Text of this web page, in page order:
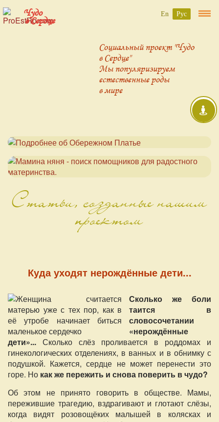
Чудо
в Сердце
Социальный проект "Чудо
в Сердце"
Мы популяризируем
естественные роды
в мире
Статьи, созданные нашим
проектом
Куда уходят нерождённые дети...
Сколько же боли
таится в
словосочетании
«нерождённые
дети»... Сколько слёз проливается в роддомах и
гинекологических отделениях, в ванных и в обнимку с
подушкой. Кажется, сердце не может перенести это
горе. Но как же пережить и снова поверить в чудо?
Об этом не принято говорить в обществе. Мамы,
пережившие трагедию, вздрагивают и глотают слёзы,
когда видят розовощёких малышей в колясках и
En Рус